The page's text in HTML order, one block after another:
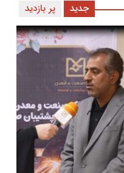
پر بازدید جدید